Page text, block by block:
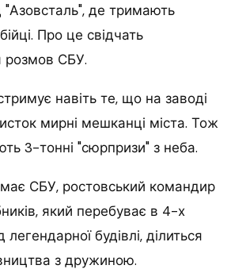
де тримають
Про це свідчать
розмов СБУ.
навіть те, що на заводі
мирні мешканці міста. Тож
3-тонні "сюрпризи" з неба.
СБУ, ростовський командир
який перебуває в 4-х
легендарної будівлі, ділиться
з дружиною.